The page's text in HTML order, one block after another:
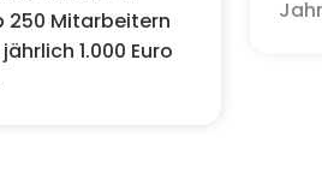
250 Mitarbeitern
1.000 Euro